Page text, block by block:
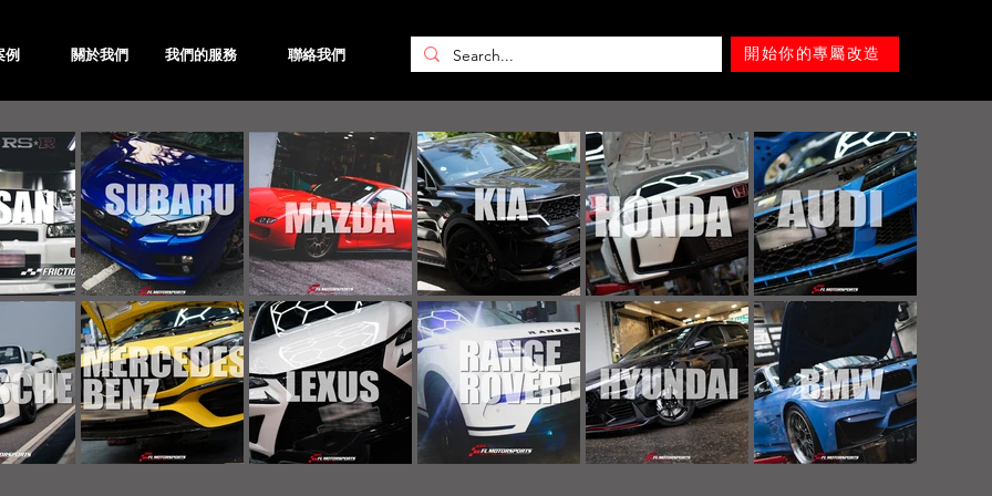
例 關於我們 我們的服務 聯絡我們 開始你的專屬改造